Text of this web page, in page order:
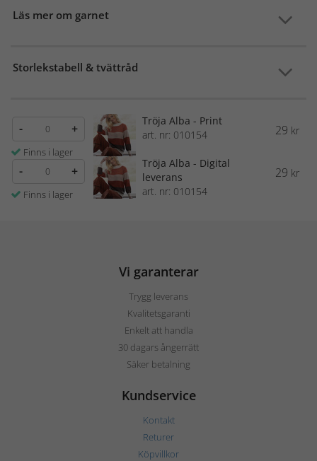
Läs mer om garnet
Storlekstabell & tvättråd
- +
Finns i lager
Tröja Alba - Print
art. nr: 010154
29 kr
- +
Finns i lager
Tröja Alba - Digital
leverans
art. nr: 010154
29 kr
Vi garanterar
Trygg leverans
Kvalitetsgaranti
Enkelt att handla
30 dagars ångerrätt
Säker betalning
Kundservice
Kontakt
Returer
Köpvillkor